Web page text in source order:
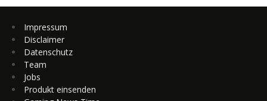
Impressum
Disclaimer
Datenschutz
Team
Jobs
Produkt einsenden